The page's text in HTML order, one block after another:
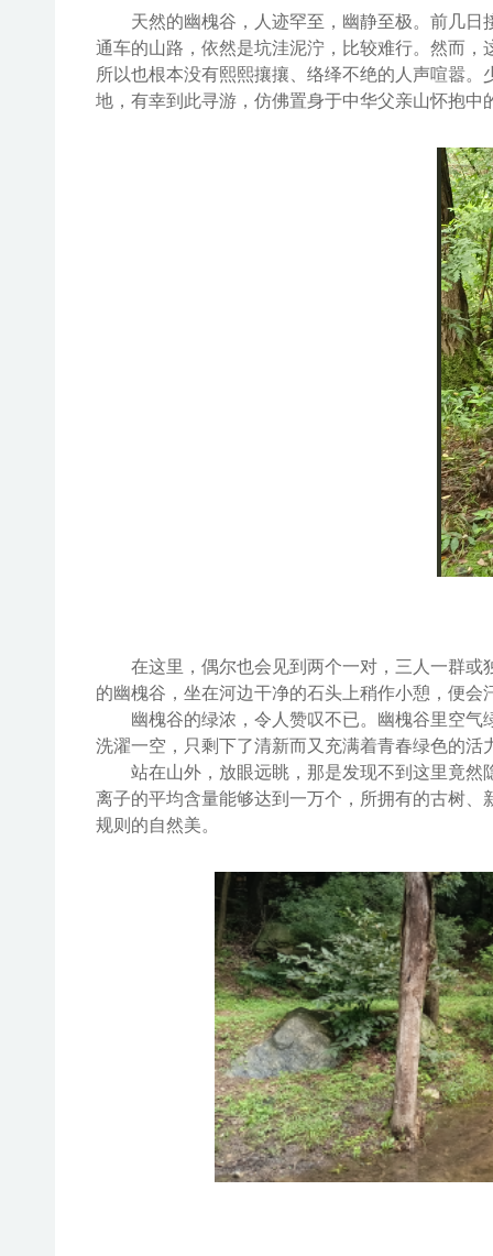
天然的幽槐谷， 人迹罕至， 幽静至极。 前几日
通车的山路，依然是坑洼泥泞，比较难行。 然而，
所以也根本没有熙熙攘攘、络绎不绝的人声喧嚣。
地，有幸到 此寻游， 仿佛置身于中华父亲山怀抱中
在这里，偶尔也会见到两个一对，三人一群
的幽槐谷 ，坐在河边干净的石头上稍作小憩，便会
幽槐谷的绿浓，令人赞叹不已。 幽槐谷里空气
洗濯一空，只剩下了清新而又充满着青春绿色的活
站在山外，放眼远眺，那是发现不到这里竟然
离子的平均含量能够达到一万个 ，所拥有的古树、
规则的自然美。